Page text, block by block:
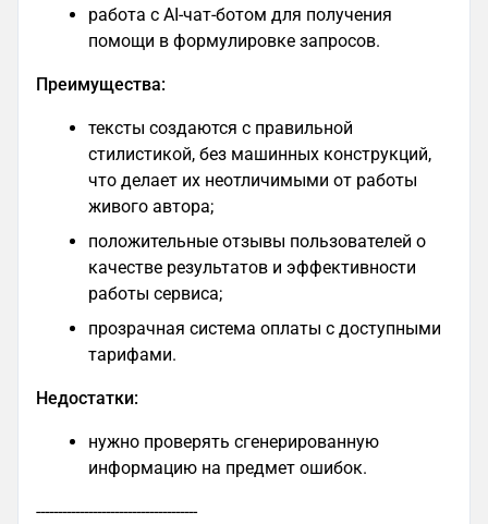
работа с AI-чат-ботом для получения
помощи в формулировке запросов.
Преимущества:
тексты создаются с правильной
стилистикой, без машинных конструкций,
что делает их неотличимыми от работы
живого автора;
положительные отзывы пользователей о
качестве результатов и эффективности
работы сервиса​;
прозрачная система оплаты с доступными
тарифами.​
Недостатки:
нужно проверять сгенерированную
информацию на предмет ошибок.
-------------------------------------